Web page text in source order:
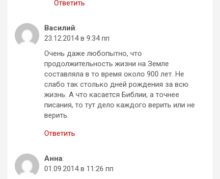
Ответить
Василий:
23.12.2014 в 9:34 пп
Очень даже любопытно, что
продолжительность жизни на Земле
составляла в то время около 900 лет. Не
слабо так столько дней рождения за всю
жизнь. А что касается Библии, а точнее
писания, то тут дело каждого верить или не
верить.
Ответить
Анна:
01.09.2014 в 11:26 пп